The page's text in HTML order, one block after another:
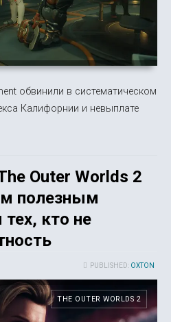
обвинили в систематическом
Калифорнии и невыплате
Outer Worlds 2
полезным
кто не
PUBLISHED: OXTON
THE OUTER WORLDS 2